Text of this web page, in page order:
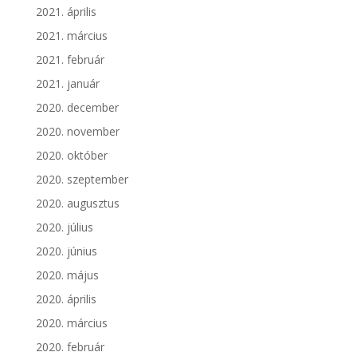
2021. április
2021. március
2021. február
2021. január
2020. december
2020. november
2020. október
2020. szeptember
2020. augusztus
2020. július
2020. június
2020. május
2020. április
2020. március
2020. február